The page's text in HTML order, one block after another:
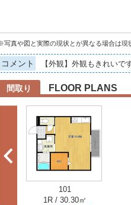
写真や図と実際の現状とが異なる場合は現
コメント 【外観】外観もきれいで
間取り FLOOR PLANS
101
1R / 30.30㎡